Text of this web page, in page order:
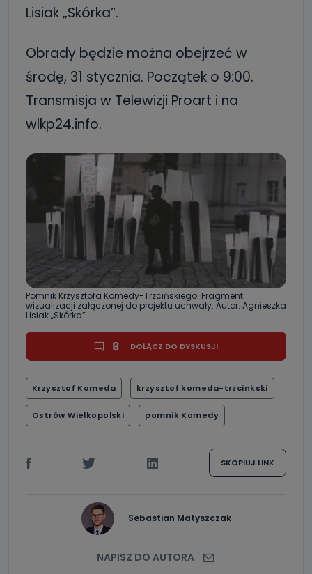
Lisiak „Skórka”.
Obrady będzie można obejrzeć w
środę, 31 stycznia. Początek o 9:00.
Transmisja w Telewizji Proart i na
wlkp24.info.
Pomnik Krzysztofa Komedy-Trzcińskiego. Fragment
wizualizacji załączonej do projektu uchwały. Autor: Agnieszka
Lisiak „Skórka”
8 DOŁĄCZ DO DYSKUSJI
Krzysztof Komeda krzysztof komeda-trzcinkski
Ostrów Wielkopolski pomnik Komedy
SKOPIUJ LINK
Sebastian Matyszczak
NAPISZ DO AUTORA